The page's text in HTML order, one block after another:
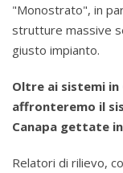
"Monostrato", in
strutture massive
giusto impianto.
Oltre ai sistemi
affronteremo il
Canapa gettate
Relatori di rilievo,